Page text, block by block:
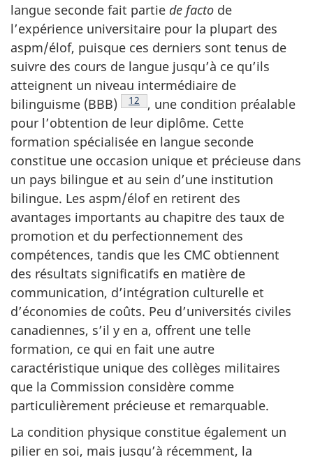
langue seconde fait partie de facto de
l’expérience universitaire pour la plupart des
aspm/élof, puisque ces derniers sont tenus de
suivre des cours de langue jusqu’à ce qu’ils
atteignent un niveau intermédiaire de
bilinguisme (BBB)
Note de bas de page
12
, une condition préalable
pour l’obtention de leur diplôme. Cette
formation spécialisée en langue seconde
constitue une occasion unique et précieuse dans
un pays bilingue et au sein d’une institution
bilingue. Les aspm/élof en retirent des
avantages importants au chapitre des taux de
promotion et du perfectionnement des
compétences, tandis que les CMC obtiennent
des résultats significatifs en matière de
communication, d’intégration culturelle et
d’économies de coûts. Peu d’universités civiles
canadiennes, s’il y en a, offrent une telle
formation, ce qui en fait une autre
caractéristique unique des collèges militaires
que la Commission considère comme
particulièrement précieuse et remarquable.
La condition physique constitue également un
pilier en soi, mais jusqu’à récemment, la